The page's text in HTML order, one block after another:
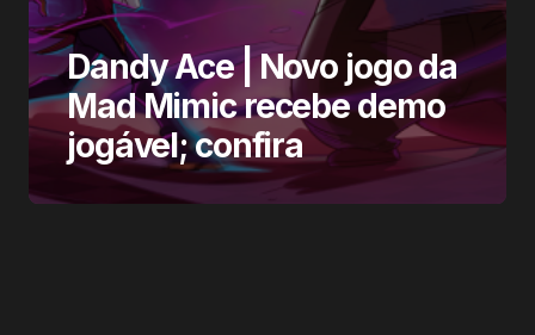
Dandy Ace | Novo jogo da
Mad Mimic recebe demo
jogável; confira